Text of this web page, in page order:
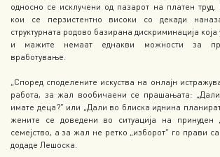
односно се исклучени од пазарот на платен
кои се перзистентно високи со декади
структурната родово базирана дискриминација
и мажите немаат еднакви можности за
вработување.
„Според споделените искуства на онлајн
работа, за жал вообичаени се прашањата:
имате деца?“ или „Дали во блиска иднина
жените се доведени во ситуација на принуден
семејство, а за жал не ретко „изборот“ го прави
додаде Лешоска.